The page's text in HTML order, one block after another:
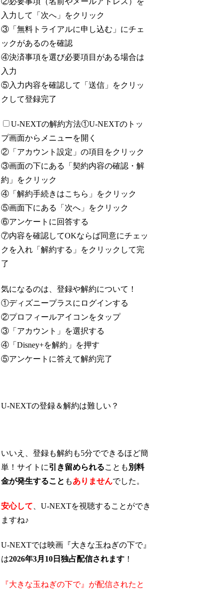
入力して「次へ」をクリック
③「無料トライアルに申し込む」にチェ
ックがあるのを確認
④決済事項を選び必要項目がある場合は
入力
⑤入力内容を確認して「送信」をクリッ
クして登録完了
U-NEXTの解約方法①U-NEXTのトッ
プ画面からメニューを開く
②「アカウント設定」の項目をクリック
③画面の下にある「契約内容の確認・解
約」をクリック
④「解約手続きはこちら」をクリック
⑤画面下にある「次へ」をクリック
⑥アンケートに回答する
⑦内容を確認してOKならば同意にチェッ
クを入れ「解約する」をクリックして完
了
気になるのは、登録や解約について！
①ディズニープラスにログインする
②プロフィールアイコンをタップ
③「アカウント」を選択する
④「Disney+を解約」を押す
⑤アンケートに答えて解約完了
U-NEXTの登録＆解約は難しい？
いいえ、登録も解約も5分でできるほど簡
単！サイトに引き留められることも 別料
金が発生すること もありませんでした。
安心して 、U-NEXTを視聴することができ
ますね♪
U-NEXTでは映画『大きな玉ねぎの下で』
は2026年3月10日独占配信されます ！
『大きな玉ねぎの下で』が配信されたと